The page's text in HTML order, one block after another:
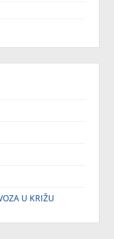
U KRIŽU